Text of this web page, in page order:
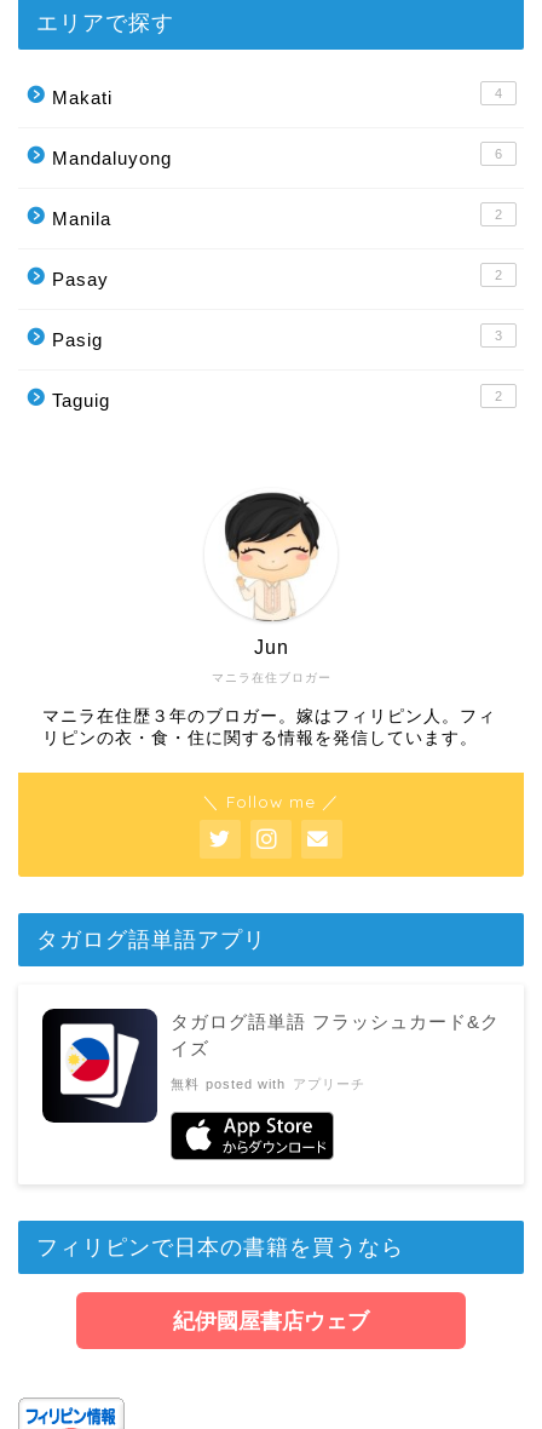
エリアで探す
Makati 4
Mandaluyong 6
Manila 2
Pasay 2
Pasig 3
Taguig 2
マニラ在住ブロガー
Jun
マニラ在住歴３年のブロガー。嫁はフィリピン人。フィ
リピンの衣・食・住に関する情報を発信しています。
＼ Follow me ／
タガログ語単語アプリ
タガログ語単語 フラッシュカード&ク
イズ
無料 posted with アプリーチ
フィリピンで日本の書籍を買うなら
紀伊國屋書店ウェブ